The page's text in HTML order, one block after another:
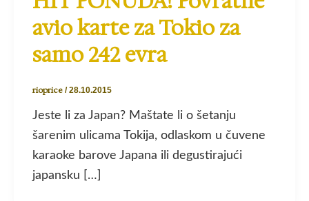
avio karte za Tokio za
samo 242 evra
rioprice /28.10.2015
Jeste li za Japan? Maštate li o šetanju
šarenim ulicama Tokija, odlaskom u čuvene
karaoke barove Japana ili degustirajući
japansku […]